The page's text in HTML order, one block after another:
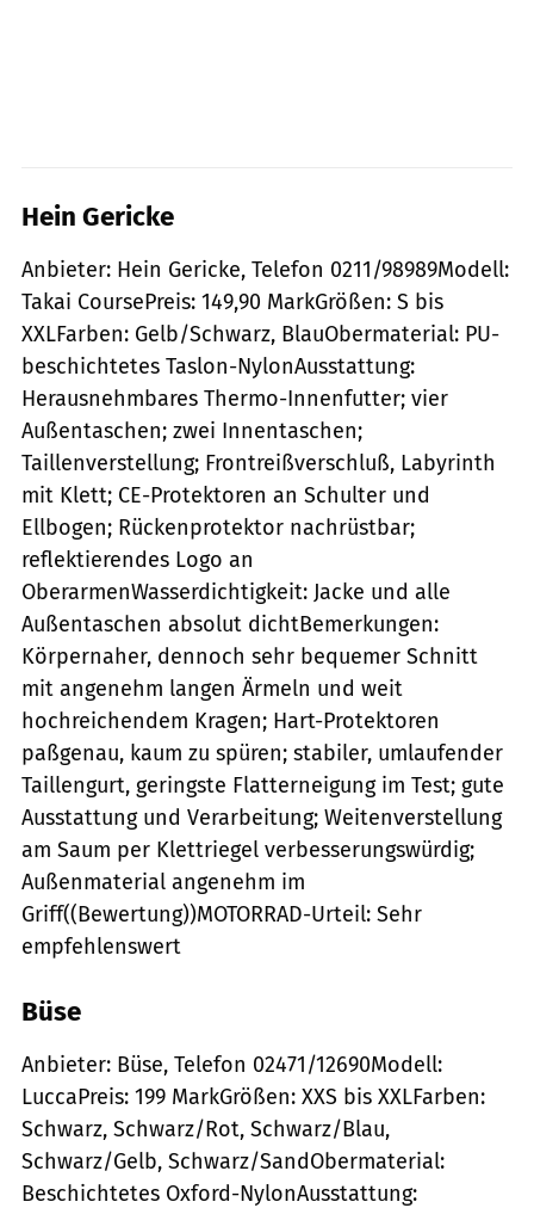
Hein Gericke
Anbieter: Hein Gericke, Telefon 0211/98989Modell:
Takai CoursePreis: 149,90 MarkGrößen: S bis
XXLFarben: Gelb/Schwarz, BlauObermaterial: PU-
beschichtetes Taslon-NylonAusstattung:
Herausnehmbares Thermo-Innenfutter; vier
Außentaschen; zwei Innentaschen;
Taillenverstellung; Frontreißverschluß, Labyrinth
mit Klett; CE-Protektoren an Schulter und
Ellbogen; Rückenprotektor nachrüstbar;
reflektierendes Logo an
OberarmenWasserdichtigkeit: Jacke und alle
Außentaschen absolut dichtBemerkungen:
Körpernaher, dennoch sehr bequemer Schnitt
mit angenehm langen Ärmeln und weit
hochreichendem Kragen; Hart-Protektoren
paßgenau, kaum zu spüren; stabiler, umlaufender
Taillengurt, geringste Flatterneigung im Test; gute
Ausstattung und Verarbeitung; Weitenverstellung
am Saum per Klettriegel verbesserungswürdig;
Außenmaterial angenehm im
Griff((Bewertung))MOTORRAD-Urteil: Sehr
empfehlenswert
Büse
Anbieter: Büse, Telefon 02471/12690Modell:
LuccaPreis: 199 MarkGrößen: XXS bis XXLFarben:
Schwarz, Schwarz/Rot, Schwarz/Blau,
Schwarz/Gelb, Schwarz/SandObermaterial:
Beschichtetes Oxford-NylonAusstattung: